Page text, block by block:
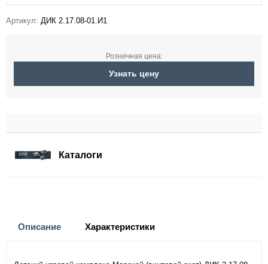
Артикул: ДИК 2.17.08-01.И1
Розничная цена:
Узнать цену
Каталоги
Описание Характеристики